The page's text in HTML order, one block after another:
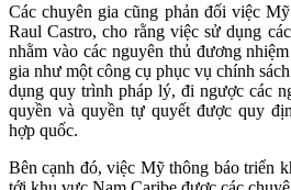
Các chuyên gia cũng phản đối việc
Raul Castro, cho rằng việc sử dụng
nhằm vào các nguyên thủ đương
gia như một công cụ phục vụ chính
dụng quy trình pháp lý, đi ngược các
quyền và quyền tự quyết được quy
hợp quốc.
Bên cạnh đó, việc Mỹ thông báo triển